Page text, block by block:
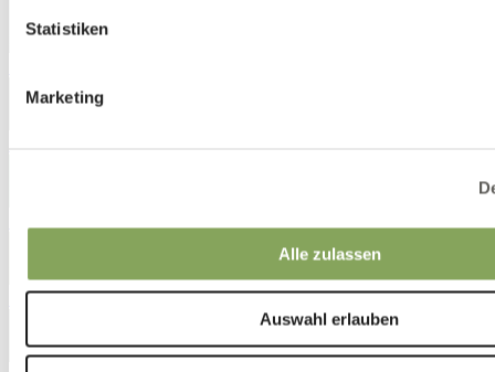
Statistiken
Marketing
Alle zulassen
Auswahl erlauben
5822